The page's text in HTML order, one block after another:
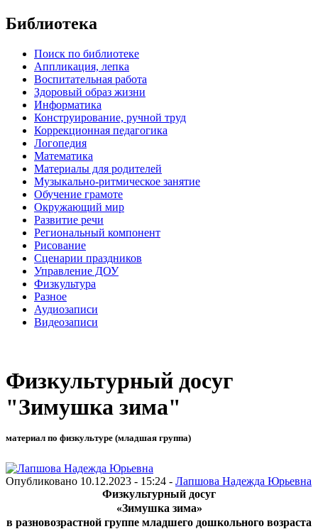
Библиотека
Поиск по библиотеке
Аппликация, лепка
Воспитательная работа
Здоровый образ жизни
Информатика
Конструирование, ручной труд
Коррекционная педагогика
Логопедия
Математика
Материалы для родителей
Музыкально-ритмическое занятие
Обучение грамоте
Окружающий мир
Развитие речи
Региональный компонент
Рисование
Сценарии праздников
Управление ДОУ
Физкультура
Разное
Аудиозаписи
Видеозаписи
Физкультурный досуг
"Зимушка зима"
материал по физкультуре (младшая группа)
Опубликовано 10.12.2023 - 15:24 - Лапшова Надежда Юрьевна
Физкультурный досуг
«Зимушка зима»
в разновозрастной группе младшего дошкольного возраста